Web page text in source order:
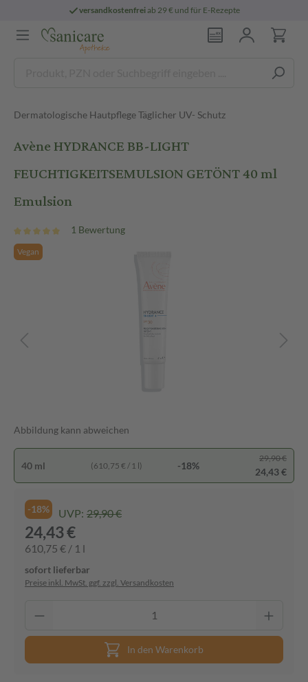
versandkostenfreiab 29 € und für E-Rezepte
Dermatologische Hautpflege Täglicher UV- Schutz
Avène HYDRANCE BB-LIGHT
FEUCHTIGKEITSEMULSION GETÖNT 40 ml
Emulsion
1 Bewertung
Vegan
Abbildung kann abweichen
40 ml (610,75 € / 1 l) -18%
29,90 €
24,43 €
-18% UVP: 29,90 €
24,43 €
610,75 € / 1 l
sofort lieferbar
Preise inkl. MwSt. ggf. zzgl. Versandkosten
In den Warenkorb